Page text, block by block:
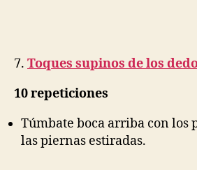
7. Toques supinos de los
10 repeticiones
Túmbate boca arriba con los
las piernas estiradas.